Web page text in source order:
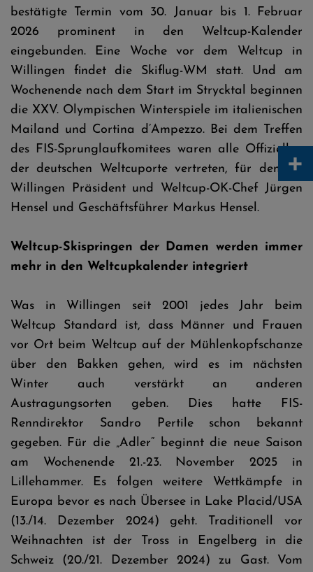
bestätigte Termin vom 30. Januar bis 1. Februar
2026 prominent in den Weltcup-Kalender
eingebunden. Eine Woche vor dem Weltcup in
Willingen findet die Skiflug-WM statt. Und am
Wochenende nach dem Start im Strycktal beginnen
die XXV. Olympischen Winterspiele im italienischen
Mailand und Cortina d’Ampezzo. Bei dem Treffen
des FIS-Sprunglaufkomitees waren alle Offiziellen
der deutschen Weltcuporte vertreten, für den SC
Willingen Präsident und Weltcup-OK-Chef Jürgen
Hensel und Geschäftsführer Markus Hensel.
Weltcup-Skispringen der Damen werden immer
mehr in den Weltcupkalender integriert
Was in Willingen seit 2001 jedes Jahr beim
Weltcup Standard ist, dass Männer und Frauen
vor Ort beim Weltcup auf der Mühlenkopfschanze
über den Bakken gehen, wird es im nächsten
Winter auch verstärkt an anderen
Austragungsorten geben. Dies hatte FIS-
Renndirektor Sandro Pertile schon bekannt
gegeben. Für die „Adler“ beginnt die neue Saison
am Wochenende 21.-23. November 2025 in
Lillehammer. Es folgen weitere Wettkämpfe in
Europa bevor es nach Übersee in Lake Placid/USA
(13./14. Dezember 2024) geht. Traditionell vor
Weihnachten ist der Tross in Engelberg in die
Schweiz (20./21. Dezember 2024) zu Gast. Vom
+